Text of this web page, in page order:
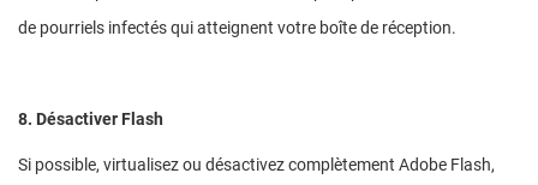
de pourriels infectés qui atteignent votre boîte de réception.
8. Désactiver Flash
Si possible, virtualisez ou désactivez complètement Adobe Flash,